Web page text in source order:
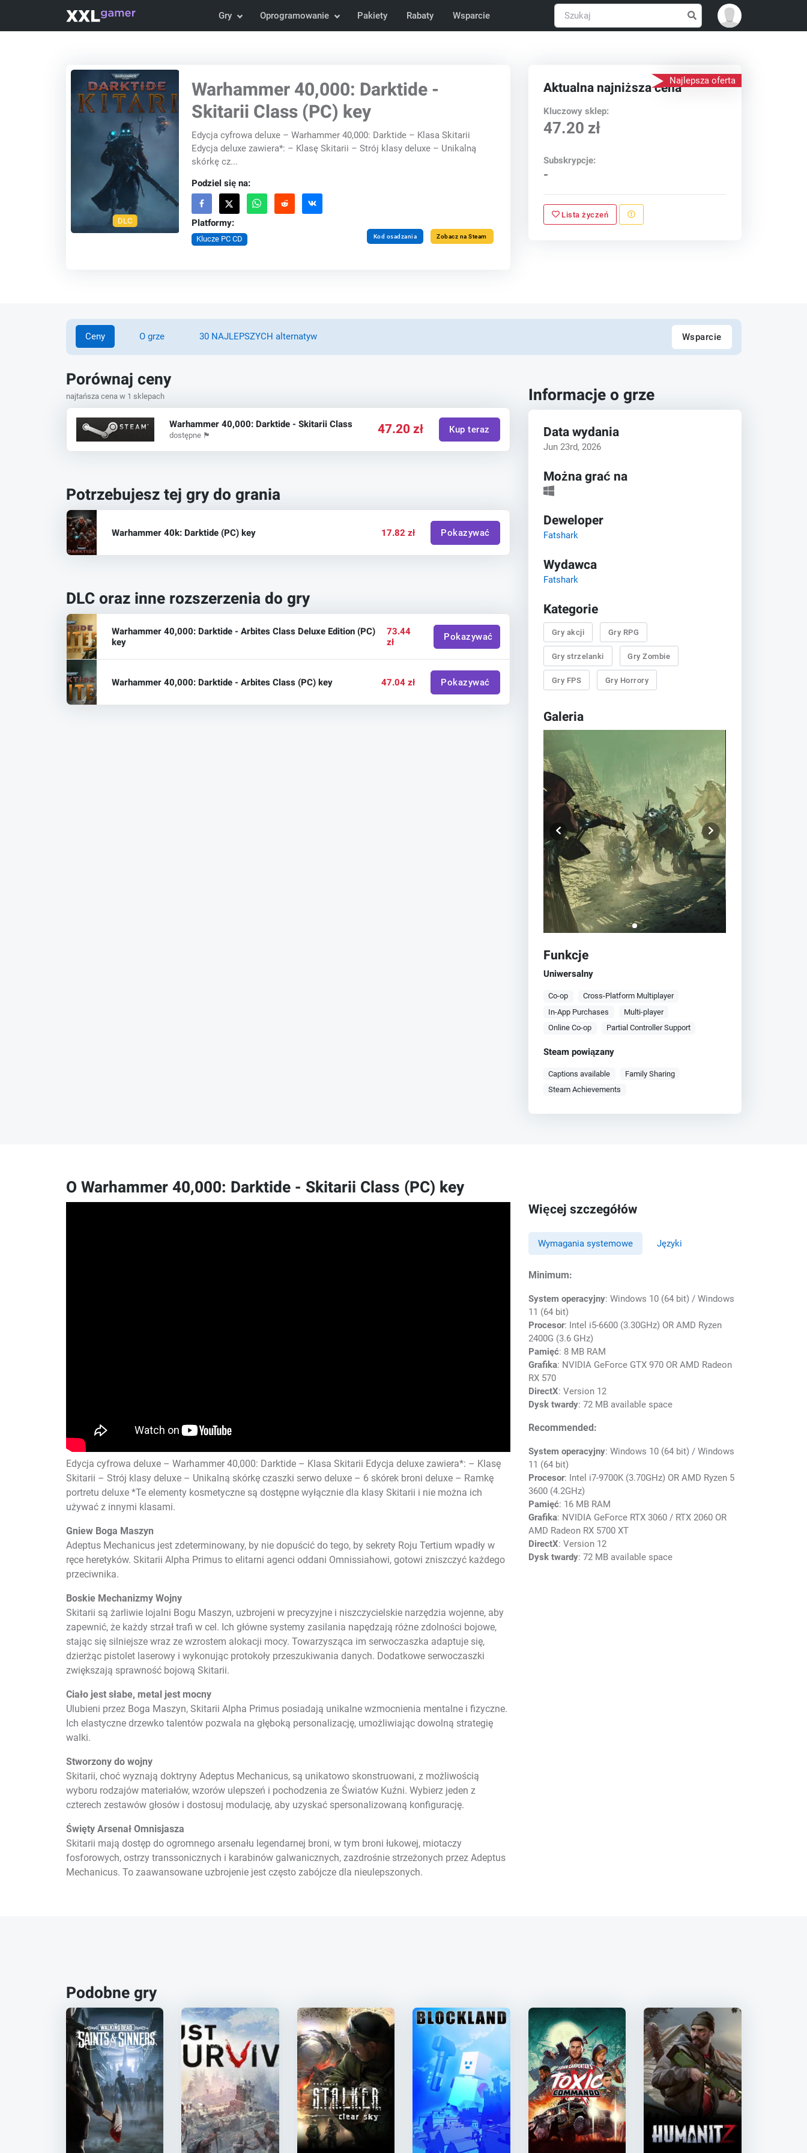
Gry Oprogramowanie Pakiety Rabaty Wsparcie
DLC
Warhammer 40,000: Darktide -
Skitarii Class (PC) key
Edycja cyfrowa deluxe – Warhammer 40,000: Darktide – Klasa Skitarii
Edycja deluxe zawiera*: – Klasę Skitarii – Strój klasy deluxe – Unikalną
skórkę cz...
Podziel się na:
Platformy:
Klucze PC CD Kod osadzania Zobacz na Steam
Najlepsza oferta
Aktualna najniższa cena
Kluczowy sklep:
47.20 zł
Subskrypcje:
-
Lista życzeń
Ceny O grze 30 NAJLEPSZYCH alternatyw Wsparcie
Porównaj ceny
najtańsza cena w 1 sklepach
Warhammer 40,000: Darktide - Skitarii Class
dostępne 🏴 47.20 zł Kup teraz
Potrzebujesz tej gry do grania
Warhammer 40k: Darktide (PC) key 17.82 zł Pokazywać
DLC oraz inne rozszerzenia do gry
Warhammer 40,000: Darktide - Arbites Class Deluxe Edition (PC)
key
73.44
zł
Pokazywać
Warhammer 40,000: Darktide - Arbites Class (PC) key 47.04 zł Pokazywać
Informacje o grze
Data wydania
Jun 23rd, 2026
Można grać na
Deweloper
Fatshark
Wydawca
Fatshark
Kategorie
Gry akcji Gry RPG
Gry strzelanki Gry Zombie
Gry FPS Gry Horrory
Galeria
Funkcje
Uniwersalny
Co-op
Cross-Platform Multiplayer
In-App Purchases
Multi-player
Online Co-op
Partial Controller Support
Steam powiązany
Captions available
Family Sharing
Steam Achievements
O Warhammer 40,000: Darktide - Skitarii Class (PC) key
Edycja cyfrowa deluxe – Warhammer 40,000: Darktide – Klasa Skitarii Edycja deluxe zawiera*: – Klasę
Skitarii – Strój klasy deluxe – Unikalną skórkę czaszki serwo deluxe – 6 skórek broni deluxe – Ramkę
portretu deluxe *Te elementy kosmetyczne są dostępne wyłącznie dla klasy Skitarii i nie można ich
używać z innymi klasami.
Gniew Boga Maszyn
Adeptus Mechanicus jest zdeterminowany, by nie dopuścić do tego, by sekrety Roju Tertium wpadły w
ręce heretyków. Skitarii Alpha Primus to elitarni agenci oddani Omnissiahowi, gotowi zniszczyć każdego
przeciwnika.
Boskie Mechanizmy Wojny
Skitarii są żarliwie lojalni Bogu Maszyn, uzbrojeni w precyzyjne i niszczycielskie narzędzia wojenne, aby
zapewnić, że każdy strzał trafi w cel. Ich główne systemy zasilania napędzają różne zdolności bojowe,
stając się silniejsze wraz ze wzrostem alokacji mocy. Towarzysząca im serwoczaszka adaptuje się,
dzierżąc pistolet laserowy i wykonując protokoły przeszukiwania danych. Dodatkowe serwoczaszki
zwiększają sprawność bojową Skitarii.
Ciało jest słabe, metal jest mocny
Ulubieni przez Boga Maszyn, Skitarii Alpha Primus posiadają unikalne wzmocnienia mentalne i fizyczne.
Ich elastyczne drzewko talentów pozwala na głęboką personalizację, umożliwiając dowolną strategię
walki.
Stworzony do wojny
Skitarii, choć wyznają doktryny Adeptus Mechanicus, są unikatowo skonstruowani, z możliwością
wyboru rodzajów materiałów, wzorów ulepszeń i pochodzenia ze Światów Kuźni. Wybierz jeden z
czterech zestawów głosów i dostosuj modulację, aby uzyskać spersonalizowaną konfigurację.
Święty Arsenał Omnisjasza
Skitarii mają dostęp do ogromnego arsenału legendarnej broni, w tym broni łukowej, miotaczy
fosforowych, ostrzy transsonicznych i karabinów galwanicznych, zazdrośnie strzeżonych przez Adeptus
Mechanicus. To zaawansowane uzbrojenie jest często zabójcze dla nieulepszonych.
Więcej szczegółów
Wymagania systemowe Języki
Minimum:
System operacyjny: Windows 10 (64 bit) / Windows
11 (64 bit)
Procesor: Intel i5-6600 (3.30GHz) OR AMD Ryzen
2400G (3.6 GHz)
Pamięć: 8 MB RAM
Grafika: NVIDIA GeForce GTX 970 OR AMD Radeon
RX 570
DirectX: Version 12
Dysk twardy: 72 MB available space
Recommended:
System operacyjny: Windows 10 (64 bit) / Windows
11 (64 bit)
Procesor: Intel i7-9700K (3.70GHz) OR AMD Ryzen 5
3600 (4.2GHz)
Pamięć: 16 MB RAM
Grafika: NVIDIA GeForce RTX 3060 / RTX 2060 OR
AMD Radeon RX 5700 XT
DirectX: Version 12
Dysk twardy: 72 MB available space
Podobne gry